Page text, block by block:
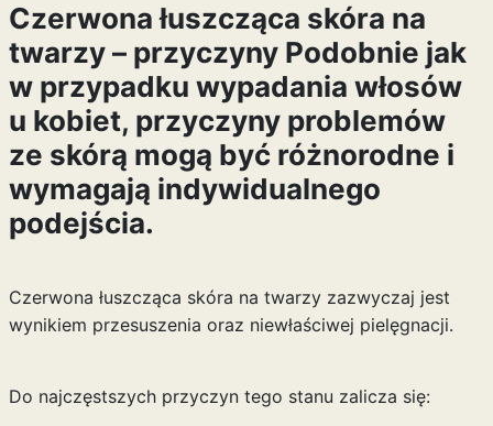
Czerwona łuszcząca skóra na
twarzy – przyczyny Podobnie jak
w przypadku wypadania włosów
u kobiet, przyczyny problemów
ze skórą mogą być różnorodne i
wymagają indywidualnego
podejścia.
Czerwona łuszcząca skóra na twarzy zazwyczaj jest
wynikiem przesuszenia oraz niewłaściwej pielęgnacji.
Do najczęstszych przyczyn tego stanu zalicza się: